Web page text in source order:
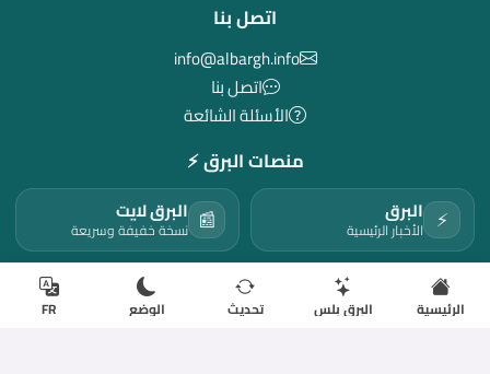
الرئيسية البرق بلس تحديث الوضع FR
اتصل بنا
info@albargh.info
اتصل بنا
الأسئلة الشائعة
منصات البرق ⚡
⚡ البرق
الأخبار الرئيسية 📰 البرق لايت
نسخة خفيفة وسريعة
📡 رادار موريتانيا
متابعة لحظية
دليل البرق
جهات وخدمات